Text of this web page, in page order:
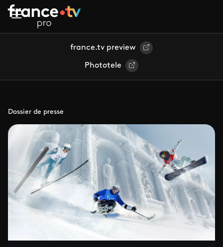
Aller au contenu principal
france.tv preview
Phototele
Dossier de presse